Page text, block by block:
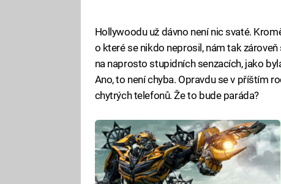
Hollywoodu už dávno není nic svaté.
o které se nikdo neprosil, nám tak
na naprosto stupidních senzacích, jako
Ano, to není chyba. Opravdu se v příštím
chytrých telefonů. Že to bude paráda?